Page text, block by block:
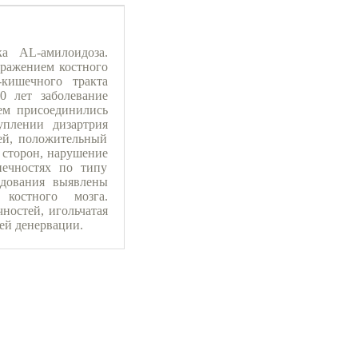
AL-амилоидоза.
костного
тракта
заболевание
присоединились
дизартрия
положительный
сторон, нарушение
по типу
выявлены
мозга.
игольчатая
денервации.